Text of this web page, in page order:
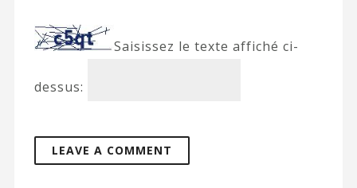
Saisissez le texte affiché ci-
dessus: